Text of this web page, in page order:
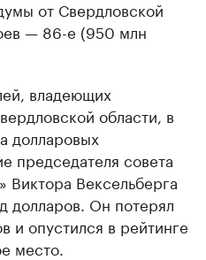
от Свердловской
— 86-е (950 млн
владеющих
области, в
долларовых
председателя совета
Виктора Вексельберга
долларов. Он потерял
и опустился в рейтинге
место.